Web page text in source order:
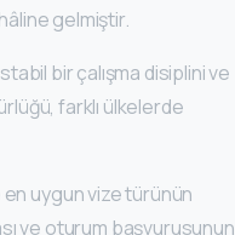
gelmiştir.
bir çalışma disiplini ve
farklı ülkelerde
uygun vize türünün
ve oturum başvurusunun